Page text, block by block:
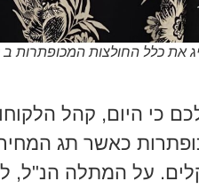
כי היום, קהל
כאשר תג
היה 50 שקלים. על